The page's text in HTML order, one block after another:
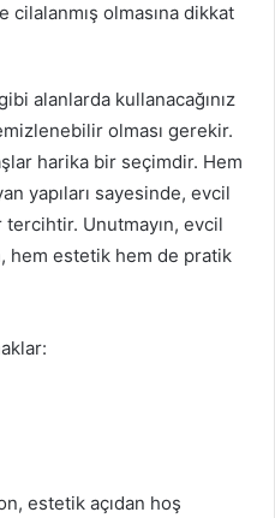
olmasına dikkat
alanlarda kullanacağınız
olması gerekir.
harika bir seçimdir. Hem
yapıları sayesinde, evcil
Unutmayın, evcil
hem estetik hem de pratik
estetik açıdan hoş